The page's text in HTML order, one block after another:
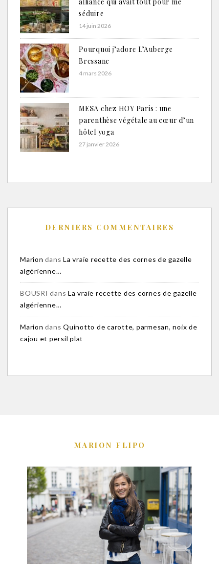
alliance qui avait tout pour me
séduire
14 juin 2026
Pourquoi j’adore L’Auberge
Bressane
4 mars 2026
MESA chez HOY Paris : une
parenthèse végétale au cœur d’un
hôtel yoga
27 janvier 2026
DERNIERS COMMENTAIRES
Marion dans La vraie recette des cornes de gazelle
algérienne…
BOUSRI dans La vraie recette des cornes de gazelle
algérienne…
Marion dans Quinotto de carotte, parmesan, noix de
cajou et persil plat
MARION FLIPO